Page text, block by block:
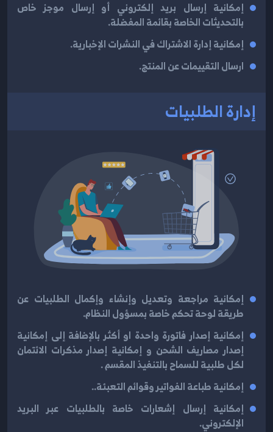
إمكانية إرسال بريد إلكتروني أو إرسال موجز خاص
بالتحديثات الخاصة بقائمة المفضلة.
إمكانية إدارة الاشتراك في النشرات الإخبارية.
ارسال التقييمات عن المنتج.
إدارة الطلبيات
إمكانية مراجعة وتعديل وإنشاء وإكمال الطلبيات عن
طريقة لوحة تحكم خاصة بمسؤول النظام.
إمكانية إصدار فاتورة واحدة او أكثر بالإضافة إلى إمكانية
إصدار مصاريف الشحن و إمكانية إصدار مذكرات الائتمان
لكل طلبية للسماح بالتنفيذ المقسم .
إمكانية طباعة الفواتير وقوائم التعبئة..
إمكانية إرسال إشعارات خاصة بالطلبيات عبر البريد
الإلكتروني.